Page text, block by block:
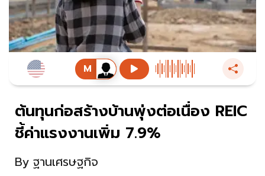
ต้นทุนก่อสร้างบ้านพุ่งต่อเนื่อง REIC
ชี้ค่าแรงงานเพิ่ม 7.9%
By ฐานเศรษฐกิจ